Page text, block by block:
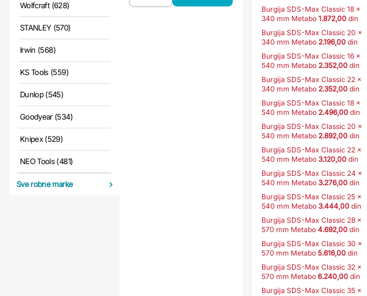
Wolfcraft (628)
STANLEY (570)
Irwin (568)
KS Tools (559)
Dunlop (545)
Goodyear (534)
Knipex (529)
NEO Tools (481)
Sve robne marke
Burgija SDS-Max Classic 18 x
340 mm Metabo 1.872,00 din
Burgija SDS-Max Classic 20 x
340 mm Metabo 2.196,00 din
Burgija SDS-Max Classic 16 x
540 mm Metabo 2.352,00 din
Burgija SDS-Max Classic 22 x
340 mm Metabo 2.352,00 din
Burgija SDS-Max Classic 18 x
540 mm Metabo 2.496,00 din
Burgija SDS-Max Classic 20 x
540 mm Metabo 2.892,00 din
Burgija SDS-Max Classic 22 x
540 mm Metabo 3.120,00 din
Burgija SDS-Max Classic 24 x
540 mm Metabo 3.276,00 din
Burgija SDS-Max Classic 25 x
540 mm Metabo 3.444,00 din
Burgija SDS-Max Classic 28 x
570 mm Metabo 4.692,00 din
Burgija SDS-Max Classic 30 x
570 mm Metabo 5.616,00 din
Burgija SDS-Max Classic 32 x
570 mm Metabo 6.240,00 din
Burgija SDS-Max Classic 35 x